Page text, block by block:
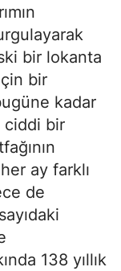
bir lokanta
bir
kadar
ciddi bir
ay farklı
de
138 yıllık